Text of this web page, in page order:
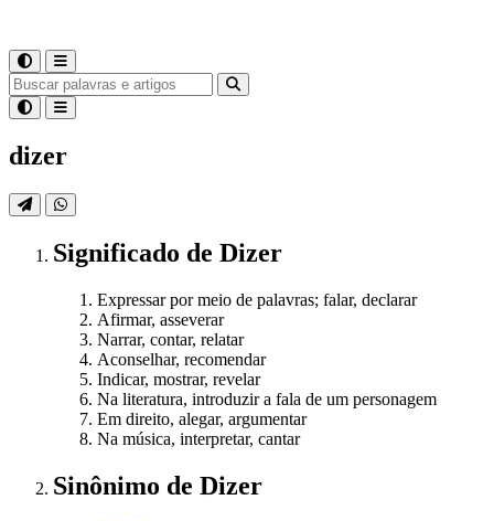
dizer
Significado de Dizer
Expressar por meio de palavras; falar, declarar
Afirmar, asseverar
Narrar, contar, relatar
Aconselhar, recomendar
Indicar, mostrar, revelar
Na literatura, introduzir a fala de um personagem
Em direito, alegar, argumentar
Na música, interpretar, cantar
Sinônimo de Dizer